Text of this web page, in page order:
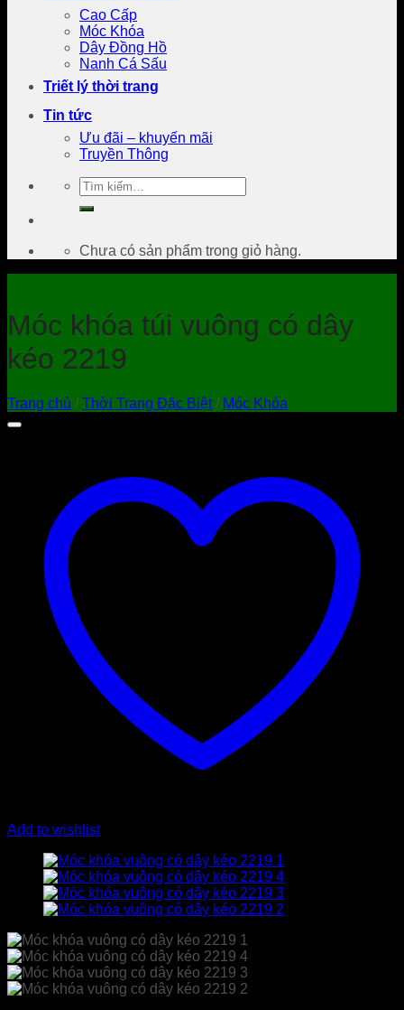
Cao Cấp
Móc Khóa
Dây Đồng Hồ
Nanh Cá Sấu
Triết lý thời trang
Tin tức
Ưu đãi – khuyến mãi
Truyền Thông
Tìm
kiếm:
Chưa có sản phẩm trong giỏ hàng.
Móc khóa túi vuông có dây
kéo 2219
Trang chủ / Thời Trang Đặc Biệt / Móc Khóa
Add to wishlist